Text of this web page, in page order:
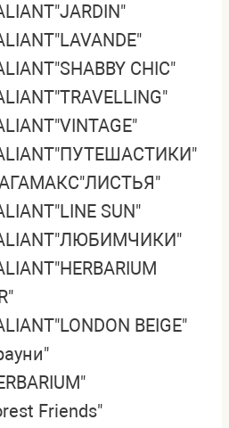
CHIC"
SUN"
BEIGE"
Friends"